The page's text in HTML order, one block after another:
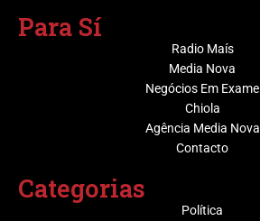
Para Sí
Radio Maís
Media Nova
Negócios Em Exame
Chiola
Agência Media Nova
Contacto
Categorias
Política